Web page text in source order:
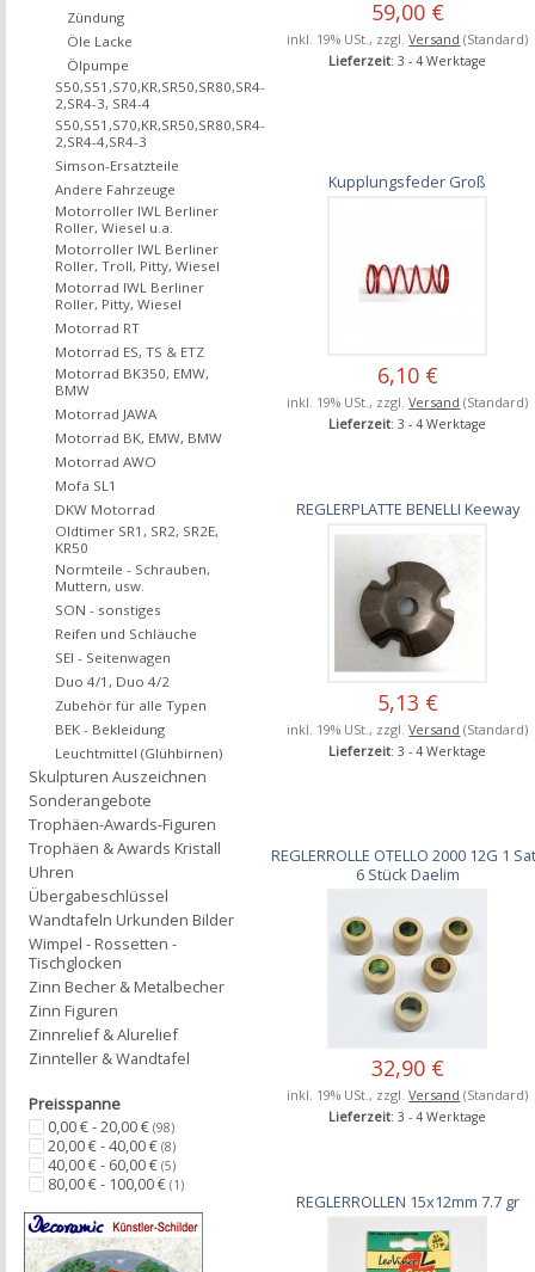
59,00 €
inkl. 19% USt., zzgl.Versand (Standard)
Lieferzeit: 3 - 4 Werktage
Kupplungsfeder Groß
6,10 €
inkl. 19% USt., zzgl.Versand (Standard)
Lieferzeit: 3 - 4 Werktage
REGLERPLATTE BENELLI Keeway
5,13 €
inkl. 19% USt., zzgl.Versand (Standard)
Lieferzeit: 3 - 4 Werktage
REGLERROLLE OTELLO 2000 12G 1
6 Stück Daelim
32,90 €
inkl. 19% USt., zzgl.Versand (Standard)
Lieferzeit: 3 - 4 Werktage
REGLERROLLEN 15x12mm 7.7 gr
Zündung
Öle Lacke
Ölpumpe
S50,S51,S70,KR,SR50,SR80,SR4-
2,SR4-3, SR4-4
S50,S51,S70,KR,SR50,SR80,SR4-
2,SR4-4,SR4-3
Simson-Ersatzteile
Andere Fahrzeuge
Motorroller IWL Berliner
Roller, Wiesel u.a.
Motorroller IWL Berliner
Roller, Troll, Pitty, Wiesel
Motorrad IWL Berliner
Roller, Pitty, Wiesel
Motorrad RT
Motorrad ES, TS & ETZ
Motorrad BK350, EMW,
BMW
Motorrad JAWA
Motorrad BK, EMW, BMW
Motorrad AWO
Mofa SL1
DKW Motorrad
Oldtimer SR1, SR2, SR2E,
KR50
Normteile - Schrauben,
Muttern, usw.
SON - sonstiges
Reifen und Schläuche
SEI - Seitenwagen
Duo 4/1, Duo 4/2
Zubehör für alle Typen
BEK - Bekleidung
Leuchtmittel (Glühbirnen)
Skulpturen Auszeichnen
Sonderangebote
Trophäen-Awards-Figuren
Trophäen & Awards Kristall
Uhren
Übergabeschlüssel
Wandtafeln Urkunden Bilder
Wimpel - Rossetten -
Tischglocken
Zinn Becher & Metalbecher
Zinn Figuren
Zinnrelief & Alurelief
Zinnteller & Wandtafel
Preisspanne
0,00 € - 20,00 € (98)
20,00 € - 40,00 € (8)
40,00 € - 60,00 € (5)
80,00 € - 100,00 € (1)